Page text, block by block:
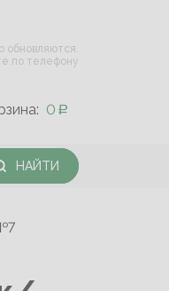
по телефону
0
НАЙТИ